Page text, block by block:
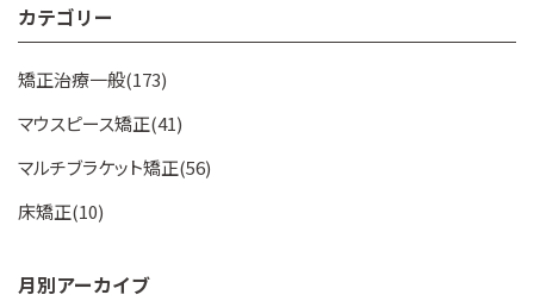
カテゴリー
矯正治療一般(173)
マウスピース矯正(41)
マルチブラケット矯正(56)
床矯正(10)
月別アーカイブ